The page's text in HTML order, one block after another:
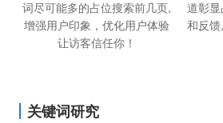
词尽可能多的占位搜索前几页,
增强用户印象，优化用户体验
让访客信任你！
道彰
和反
关键词研究